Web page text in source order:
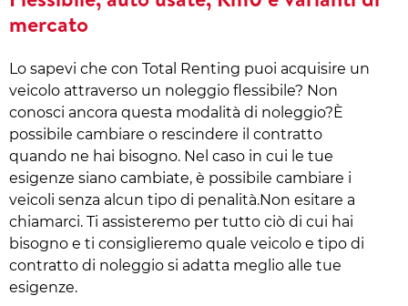
mercato
Lo sapevi che con Total Renting puoi acquisire un
veicolo attraverso un noleggio flessibile? Non
conosci ancora questa modalità di noleggio?È
possibile cambiare o rescindere il contratto
quando ne hai bisogno. Nel caso in cui le tue
esigenze siano cambiate, è possibile cambiare i
veicoli senza alcun tipo di penalità.Non esitare a
chiamarci. Ti assisteremo per tutto ciò di cui hai
bisogno e ti consiglieremo quale veicolo e tipo di
contratto di noleggio si adatta meglio alle tue
esigenze.